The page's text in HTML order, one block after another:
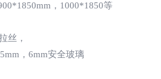
，1000*1850等
丝，
，6mm安全玻璃